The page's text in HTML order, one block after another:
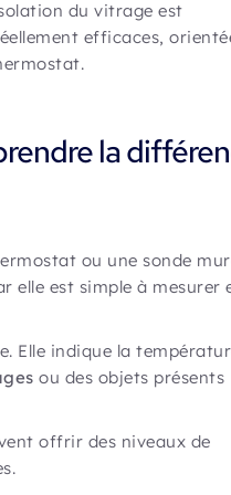
du vitrage est
efficaces,
la
ou une sonde
elle est simple à mesurer
Elle indique la
ou des objets présents
offrir des niveaux de